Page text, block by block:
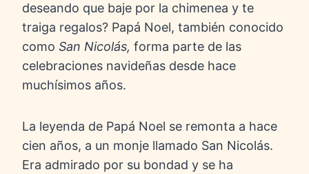
deseando que baje por la chimenea y te
traiga regalos? Papá Noel, también conocido
como San Nicolás, forma parte de las
celebraciones navideñas desde hace
muchísimos años.
La leyenda de Papá Noel se remonta a hace
cien años, a un monje llamado San Nicolás.
Era admirado por su bondad y se ha